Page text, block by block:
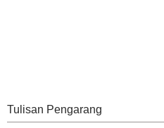
Tulisan Pengarang